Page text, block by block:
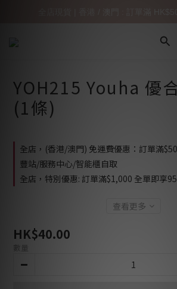
YOH215 Youha 優
(1條)
全店，(香港/澳門) 免運費優惠：訂單滿
豐站/服務中心/智能櫃自取
全店，特別優惠: 訂單滿$1,000 全單即享
查看更多
HK$40.00